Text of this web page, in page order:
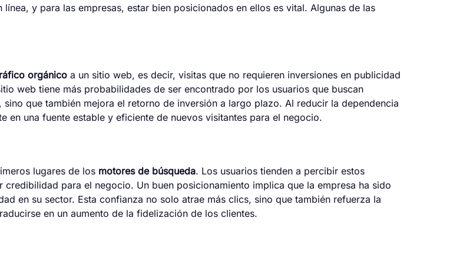
y para las empresas, estar bien posicionados en ellos es vital. Algunas de las
orgánico a un sitio web, es decir, visitas que no requieren inversiones en publicidad
web tiene más probabilidades de ser encontrado por los usuarios que buscan
que también mejora el retorno de inversión a largo plazo. Al reducir la dependencia
en una fuente estable y eficiente de nuevos visitantes para el negocio.
lugares de los motores de búsqueda. Los usuarios tienden a percibir estos
para el negocio. Un buen posicionamiento implica que la empresa ha sido
en su sector. Esta confianza no solo atrae más clics, sino que también refuerza la
en un aumento de la fidelización de los clientes.